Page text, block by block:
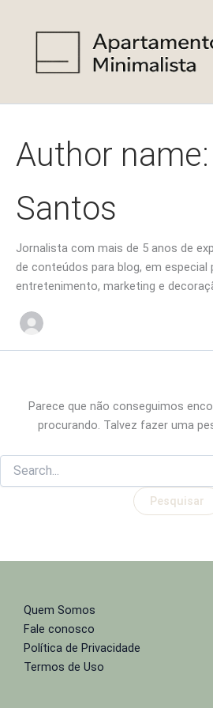
conteúdo
Author
Santos
Jornalista com mais de 5 anos de
de conteúdos para blog, em especial
entretenimento, marketing e
Parece que não conseguimos
procurando. Talvez fazer uma
por:
Quem Somos
Fale conosco
Política de Privacidade
Termos de Uso